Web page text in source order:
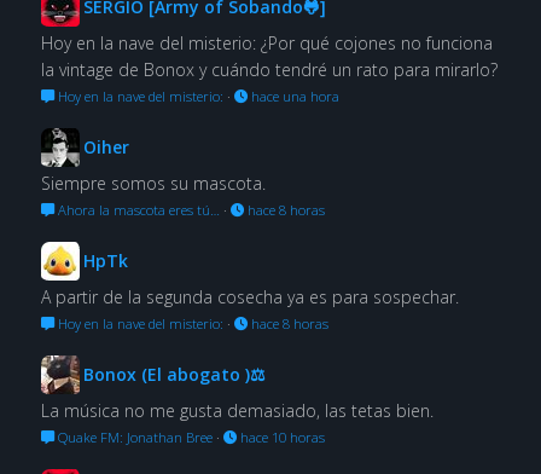
SERGIO [Army of Sobando🐸]
Hoy en la nave del misterio: ¿Por qué cojones no funciona
la vintage de Bonox y cuándo tendré un rato para mirarlo?
Hoy en la nave del misterio: · hace una hora
Oiher
Siempre somos su mascota.
Ahora la mascota eres tú… · hace 8 horas
HpTk
A partir de la segunda cosecha ya es para sospechar.
Hoy en la nave del misterio: · hace 8 horas
Bonox (El abogato )⚖
La música no me gusta demasiado, las tetas bien.
Quake FM: Jonathan Bree· hace 10 horas